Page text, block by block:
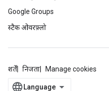
Google Groups
स्टैक ओवरफ़्लो
शर्तें निजता Manage cookies